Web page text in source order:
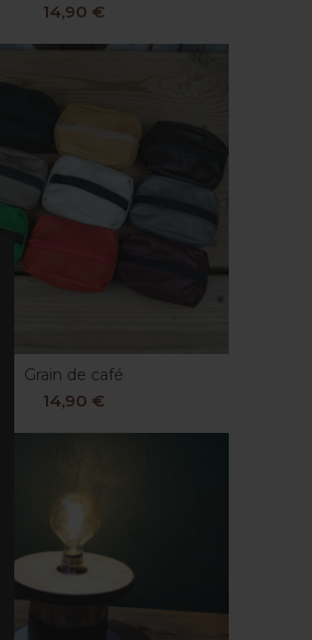
14,90 €
CHOIX DES OPTIONS
Grain de café
14,90 €